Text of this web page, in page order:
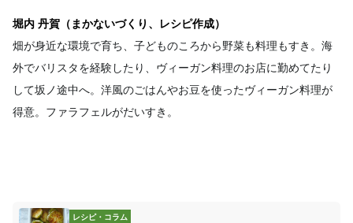
堀内 丹賀（まかないづくり、レシピ作成）
畑が身近な環境で育ち、子どものころから野菜も料理もすき。海
外でバリスタを経験したり、ヴィーガン料理のお店に勤めてたり
して坂ノ途中へ。洋風のごはんやお豆を使ったヴィーガン料理が
得意。ファラフェルがだいすき。
レシピ・コラム